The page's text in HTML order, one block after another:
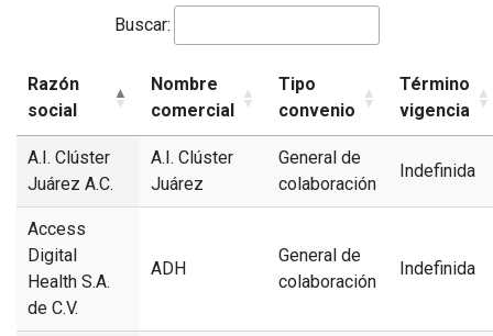
Buscar:
Razón
social
Nombre
comercial
Tipo
convenio
Término
vigencia
A.I. Clúster
Juárez A.C.
A.I. Clúster
Juárez
General de
colaboración
Indefinida
Access
Digital
Health S.A.
de C.V.
ADH
General de
colaboración
Indefinida